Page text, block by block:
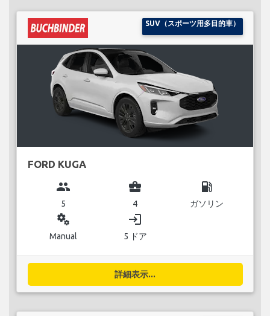
SUV（スポーツ用多目的車）
FORD KUGA
group
5
business_center
4
local_gas_station
ガソリン
miscellaneous_services
Manual
login
5 ドア
詳細表示...